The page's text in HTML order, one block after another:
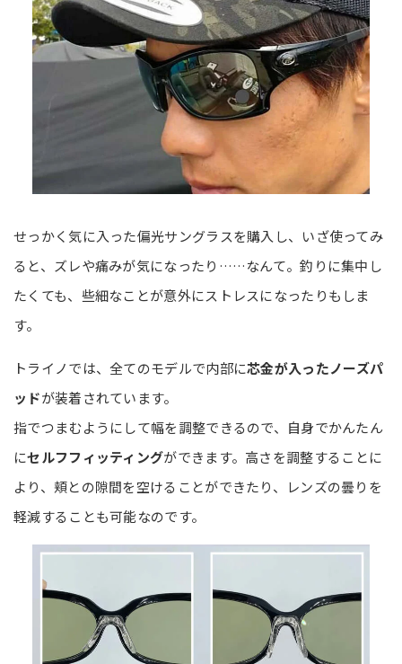
せっかく気に入った偏光サングラスを購入し、いざ使ってみ
ると、ズレや痛みが気になったり……なんて。釣りに集中し
たくても、些細なことが意外にストレスになったりもしま
す。
トライノでは、全てのモデルで内部に芯金が入ったノーズパ
ッドが装着されています。
指でつまむようにして幅を調整できるので、自身でかんたん
にセルフフィッティングができます。高さを調整することに
より、頬との隙間を空けることができたり、レンズの曇りを
軽減することも可能なのです。